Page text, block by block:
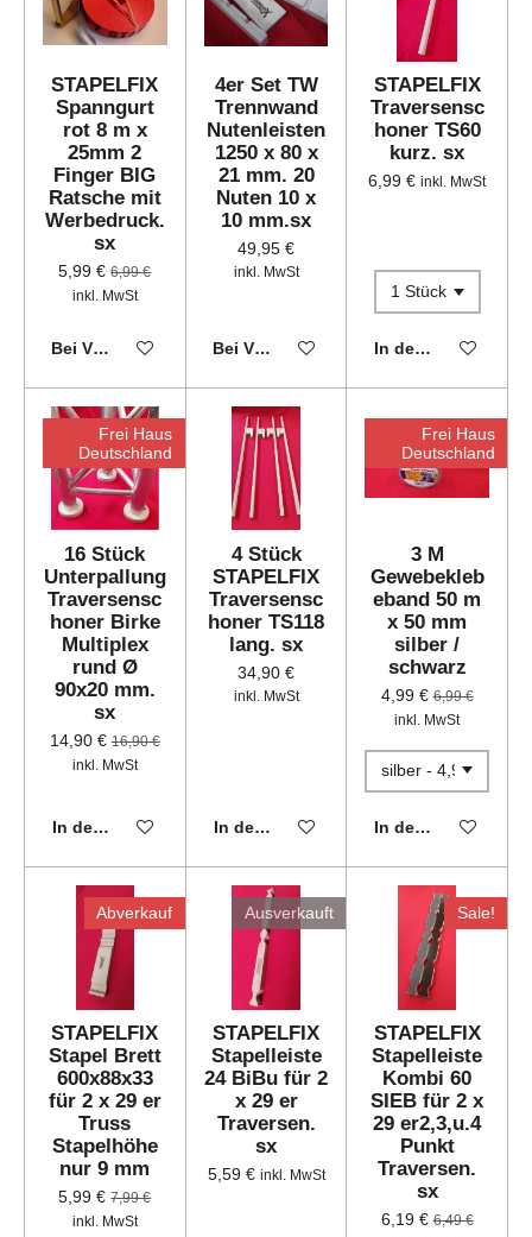
STAPELFIX
Spanngurt
rot 8 m x
25mm 2
Finger BIG
Ratsche mit
Werbedruck.
sx
5,99 € 6,99 €
inkl. MwSt
Bei Verfügbarkeit benachrichtigen
4er Set TW
Trennwand
Nutenleisten
1250 x 80 x
21 mm. 20
Nuten 10 x
10 mm.sx
49,95 €
inkl. MwSt
Bei Verfügbarkeit benachrichtigen
STAPELFIX
Traversensc
honer TS60
kurz. sx
6,99 € inkl. MwSt
In den Warenkorb
Frei Haus
Deutschland
16 Stück
Unterpallung
Traversensc
honer Birke
Multiplex
rund Ø
90x20 mm.
sx
14,90 € 16,90 €
inkl. MwSt
In den Warenkorb
4 Stück
STAPELFIX
Traversensc
honer TS118
lang. sx
34,90 €
inkl. MwSt
In den Warenkorb
Frei Haus
Deutschland
3 M
Gewebekleb
eband 50 m
x 50 mm
silber /
schwarz
4,99 € 6,99 €
inkl. MwSt
In den Warenkorb
Abverkauf
STAPELFIX
Stapel Brett
600x88x33
für 2 x 29 er
Truss
Stapelhöhe
nur 9 mm
5,99 € 7,99 €
inkl. MwSt
Ausverkauft
STAPELFIX
Stapelleiste
24 BiBu für 2
x 29 er
Traversen.
sx
5,59 € inkl. MwSt
Sale!
STAPELFIX
Stapelleiste
Kombi 60
SIEB für 2 x
29 er2,3,u.4
Punkt
Traversen.
sx
6,19 € 6,49 €